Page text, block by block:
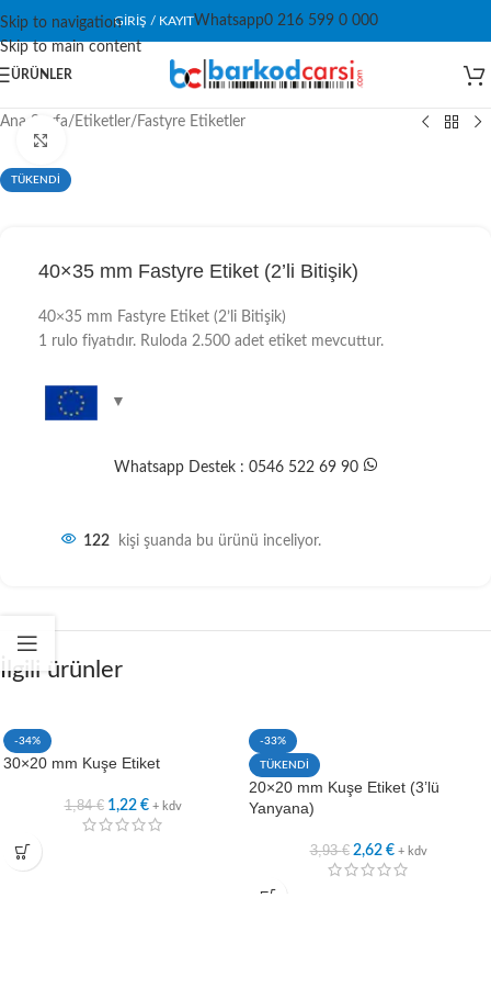
Skip to navigation
Skip to main content
GIRIŞ / KAYITWhatsapp0 216 599 0 000
ÜRÜNLER
Ana Sayfa/ Etiketler/ Fastyre Etiketler
TÜKENDİ
40×35 mm Fastyre Etiket (2’li Bitişik)
40×35 mm Fastyre Etiket (2’li Bitişik)
1 rulo fiyatıdır. Ruloda 2.500 adet etiket mevcuttur.
Whatsapp Destek : 0546 522 69 90
122 kişi şuanda bu ürünü inceliyor.
İlgili ürünler
-34%
30×20 mm Kuşe Etiket
1,84€ 1,22 € + kdv
-33%
TÜKENDİ
20×20 mm Kuşe Etiket (3’lü
Yanyana)
3,93€ 2,62 € + kdv